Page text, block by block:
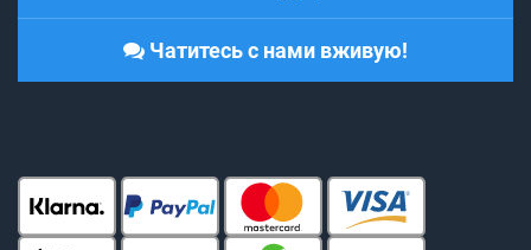
Чатитесь с нами вживую!